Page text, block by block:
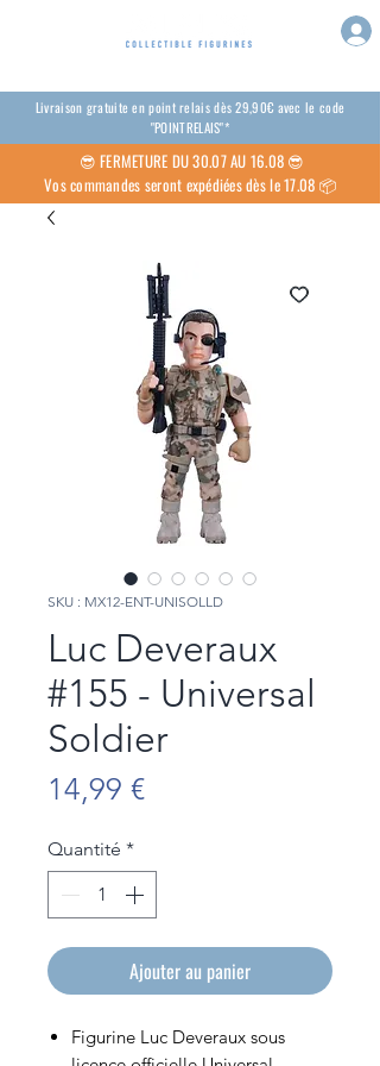
Livraison gratuite en point relais dès 29,90€ avec le code
"POINTRELAIS"*
😎FERMETURE DU 30.07 AU 16.08 😎
Vos commandes seront expédiées dès le 17.08 📦
SKU : MX12-ENT-UNISOLLD
Luc Deveraux
#155 - Universal
Soldier
14,99 €Prix
Quantité *
Ajouter au panier
Figurine Luc Deveraux sous